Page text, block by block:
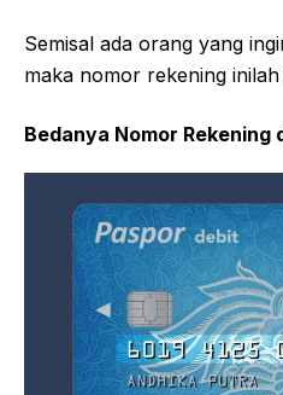
Semisal ada orang yang
maka nomor rekening
Bedanya Nomor Rekening